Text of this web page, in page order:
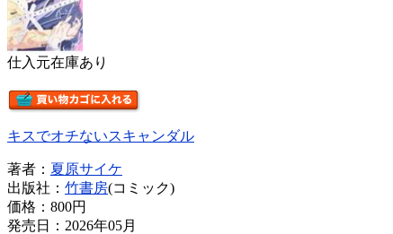
仕入元在庫あり
キスでオチないスキャンダル
著者： 夏原サイケ
出版社： 竹書房(コミック)
価格： 800円
発売日：2026年05月